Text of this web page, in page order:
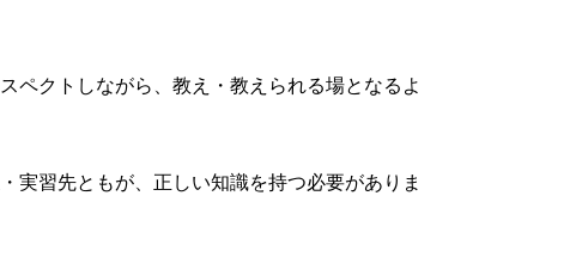
ペクトしながら、教え・教えられる場となるよ
実習先ともが、正しい知識を持つ必要がありま